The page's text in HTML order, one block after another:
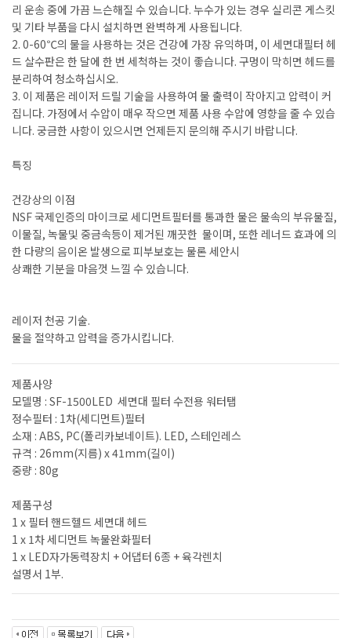
리 운송 중에 가끔 느슨해질 수 있습니다. 누수가 있는 경우 실리콘 게스킷
및 기타 부품을 다시 설치하면 완벽하게 사용됩니다.
2. 0-60℃의 물을 사용하는 것은 건강에 가장 유익하며, 이 세면대필터 헤
드 살수판은 한 달에 한 번 세척하는 것이 좋습니다. 구멍이 막히면 헤드를
분리하여 청소하십시오.
3. 이 제품은 레이저 드릴 기술을 사용하여 물 출력이 작아지고 압력이 커
집니다. 가정에서 수압이 매우 작으면 제품 사용 수압에 영향을 줄 수 있습
니다. 궁금한 사항이 있으시면 언제든지 문의해 주시기 바랍니다.
특징
건강상의 이점
NSF 국제인증의 마이크로 세디먼트필터를 통과한 물은 물속의 부유물질,
이물질, 녹물및 중금속등이 제거된 깨끗한 물이며, 또한 레너드 효과에 의
한 다량의 음이온 발생으로 피부보호는 물론 세안시
상쾌한 기분을 마음껏 느낄 수 있습니다.
레이저 천공 기술.
물을 절약하고 압력을 증가시킵니다.
제품사양
모델명 : SF-1500LED 세면대 필터 수전용 워터탭
정수필터 : 1차(세디먼트)필터
소재 : ABS, PC(폴리카보네이트). LED, 스테인레스
규격 : 26mm(지름) x 41mm(길이)
중량 : 80g
제품구성
1 x 필터 핸드헬드 세면대 헤드
1 x 1차 세디먼트 녹물완화필터
1 x LED자가동력장치 + 어댑터 6종 + 육각렌치
설명서 1부.